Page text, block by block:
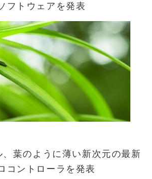
フトウェアを発表
、葉のように薄い新次元の最新
コントローラを発表